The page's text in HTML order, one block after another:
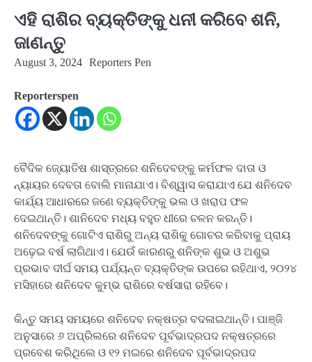
ଏହି ରାଶିର ବ୍ୟକ୍ତିଙ୍କୁ ଧନୀ କରିବେ ଶନି,
ଜାଣନ୍ତୁ
August 3, 2024 Reporters Pen
Reporterspen
ବୈଦିକ ଜ୍ୟୋତିଷ ଶାସ୍ତ୍ରରେ ଶନିଦେବଙ୍କୁ କର୍ମଫଳ ଦାତା ଓ
ନ୍ୟାୟର ଦେବତା ବୋଲି ମାନାଯାଏ। ବିଶ୍ୱାସ କରାଯାଏ ଯେ ଶନିଦେବ
କାର୍ଯ୍ୟ ଆଧାରରେ ଜଣେ ବ୍ୟକ୍ତିଙ୍କୁ ଭଲ ଓ ଖରାପ ଫଳ
ଦେଇଥାନ୍ତି। ଶାନିଦେବ ମଧ୍ୟ ବହୁତ ଧୀରେ ଚଳନ କରନ୍ତି।
ଶନିଦେବଙ୍କୁ ଗୋଟିଏ ରାଶିରୁ ଅନ୍ୟ ରାଶିକୁ ଗୋଚର କରିବାକୁ ପ୍ରାୟ
ଅଢ଼େଇ ବର୍ଷ ଲାଗିଥାଏ। ଯେଉଁ କାରଣରୁ ଶନିଙ୍କ ଶୁଭ ଓ ଅଶୁଭ
ପ୍ରଭାବ ଦୀର୍ଘ ସମୟ ପର୍ଯ୍ୟନ୍ତ ବ୍ୟକ୍ତିଙ୍କ ଉପରେ ରହିଥାଏ, ୨୦୨୪
ମସିହାରେ ଶନିଦେବ କୁମ୍ଭ ରାଶିରେ ବର୍ଷସାରା ରହିବେ।
କିନ୍ତୁ ସମୟ ସମୟରେ ଶନିଦେବ ନକ୍ଷତ୍ର ବଦଳାଇଥାନ୍ତି। ପାଞ୍ଜି
ଅନୁସାରେ ୬ ଅପ୍ରିଲରେ ଶନିଦେବ ପୂର୍ବଭାଦ୍ରପଦ ନକ୍ଷତ୍ରରେ
ପ୍ରବେଶ କରିଥିଲେ ଓ ୧୨ ମଇରେ ଶନିଦେବ ପୂର୍ବଭାଦ୍ରପଦ